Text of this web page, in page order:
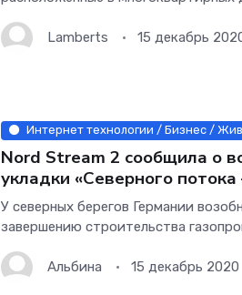
Lamberts 15 декабрь
Интернет технологии / Бизнес /
Nord Stream 2 сообщила о
укладки «Северного
У северных берегов Германии
завершению строительства
Альбина 15 декабрь 2020